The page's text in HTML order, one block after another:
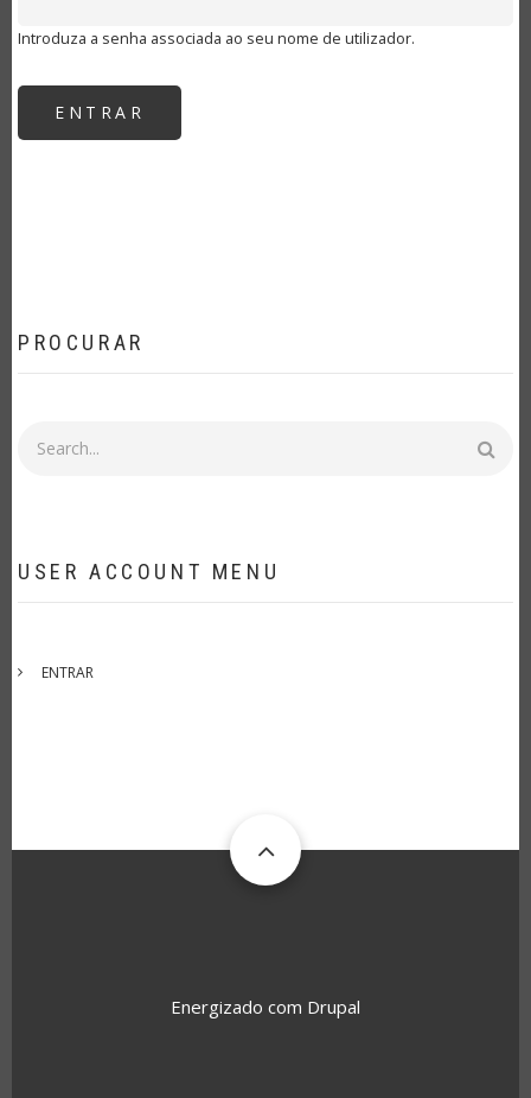
Introduza a senha associada ao seu nome de utilizador.
PROCURAR
Procurar
USER ACCOUNT MENU
ENTRAR
Energizado com Drupal